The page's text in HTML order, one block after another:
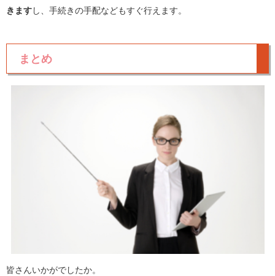
きます し、手続きの手配などもすぐ行えます。
まとめ
皆さんいかがでしたか。